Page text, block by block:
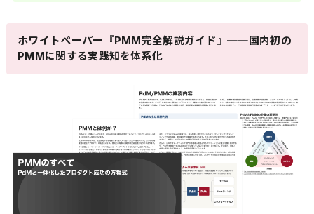
ホワイトペーパー『PMM完全解説ガイド』──国内初の
PMMに関する実践知を体系化